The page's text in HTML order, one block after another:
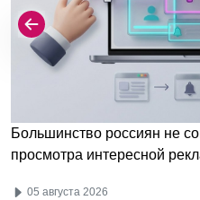
Большинство россиян не
просмотра интересной
05 августа 2026